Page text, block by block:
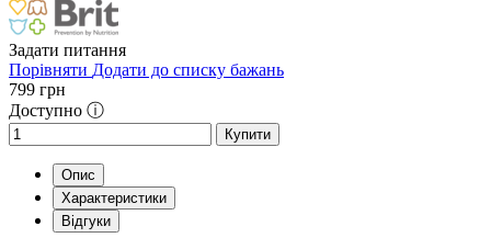
Задати питання
Порівняти Додати до списку бажань
799 грн
Доступно ⓘ
Купити
Опис
Характеристики
Відгуки